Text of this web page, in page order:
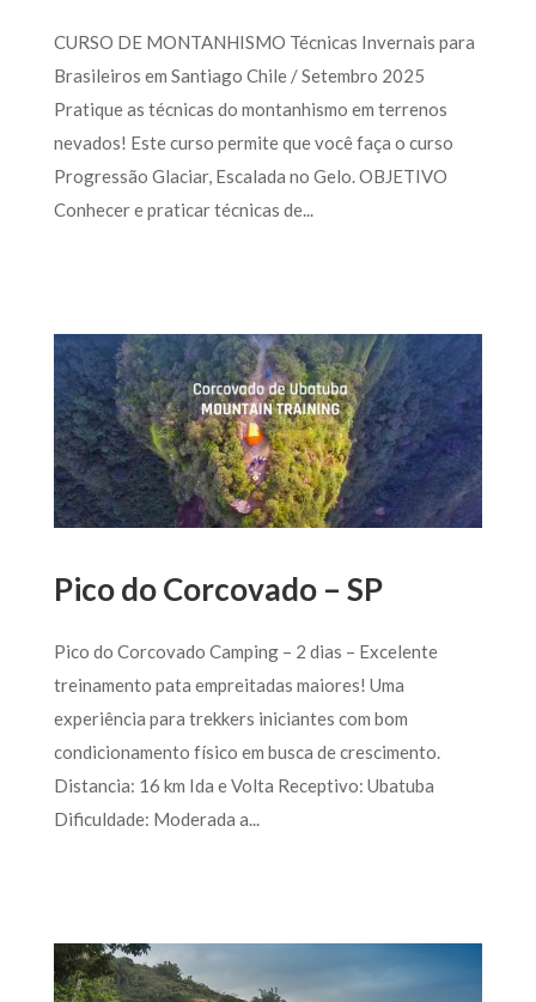
CURSO DE MONTANHISMO Técnicas Invernais para
Brasileiros em Santiago Chile / Setembro 2025
Pratique as técnicas do montanhismo em terrenos
nevados! Este curso permite que você faça o curso
Progressão Glaciar, Escalada no Gelo. OBJETIVO
Conhecer e praticar técnicas de...
Pico do Corcovado – SP
Pico do Corcovado Camping – 2 dias – Excelente
treinamento pata empreitadas maiores! Uma
experiência para trekkers iniciantes com bom
condicionamento físico em busca de crescimento.
Distancia: 16 km Ida e Volta Receptivo: Ubatuba
Dificuldade: Moderada a...